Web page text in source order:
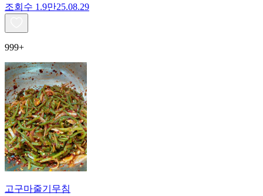
조회수 1.9만25.08.29
999+
고구마줄기무침